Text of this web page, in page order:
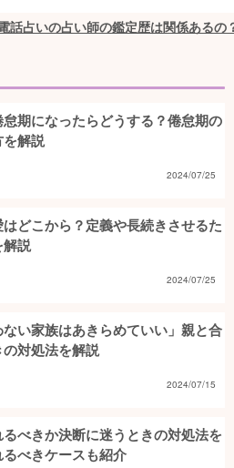
話占いの占い師の鑑定歴は関係あるの
期になったらどうする？倦怠期の
解説
2024/07/25
どこから？定義や長続きさせるた
説
2024/07/25
ない家族はあきらめていい」親と合
対処法を解説
2024/07/15
べきか決断に迷うときの対処法を
べきケースも紹介